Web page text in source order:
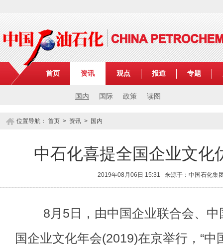
首页 资讯
国内 国际 政策 读图
观点 报道 专题
位置导航： 首页 > 资讯 > 国内
中石化喜提全国企业文化
2019年08月06日 15:31 来源于：中国石化
8月5日，由中国企业联合会、中
国企业文化年会(2019)在京举行，“中